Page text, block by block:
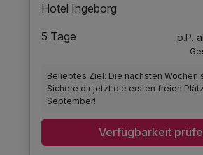
Hotel Ingeborg
5 Tage
p.P.
Beliebtes Ziel: Die nächsten Wochen
Sichere dir jetzt die ersten freien
September!
Verfügbarkeit